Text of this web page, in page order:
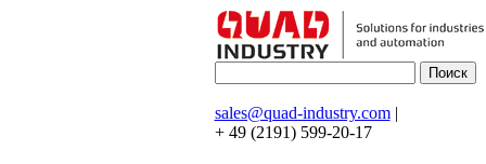
sales@quad-industry.com|
+ 49 (2191) 599-20-17